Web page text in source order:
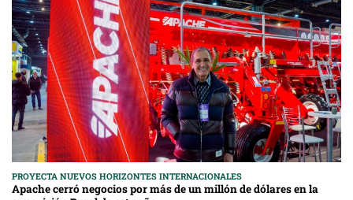
PROYECTA NUEVOS HORIZONTES INTERNACIONALES
Apache cerró negocios por más de un millón de dólares en la